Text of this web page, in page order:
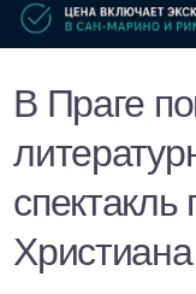
В Праге
спектакль